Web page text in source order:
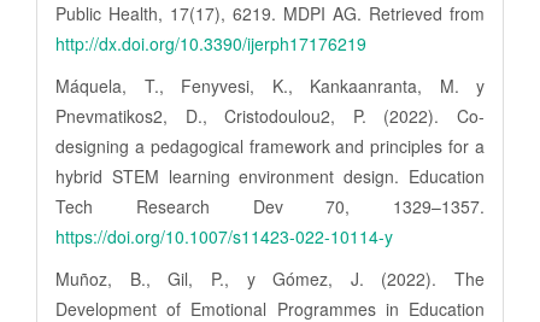
Public Health, 17(17), 6219. MDPI AG. Retrieved from
http://dx.doi.org/10.3390/ijerph17176219
Máquela, T., Fenyvesi, K., Kankaanranta, M. y
Pnevmatikos2, D., Cristodoulou2, P. (2022). Co-
designing a pedagogical framework and principles for a
hybrid STEM learning environment design. Education
Tech Research Dev 70, 1329–1357.
https://doi.org/10.1007/s11423-022-10114-y
Muñoz, B., Gil, P., y Gómez, J. (2022). The
Development of Emotional Programmes in Education